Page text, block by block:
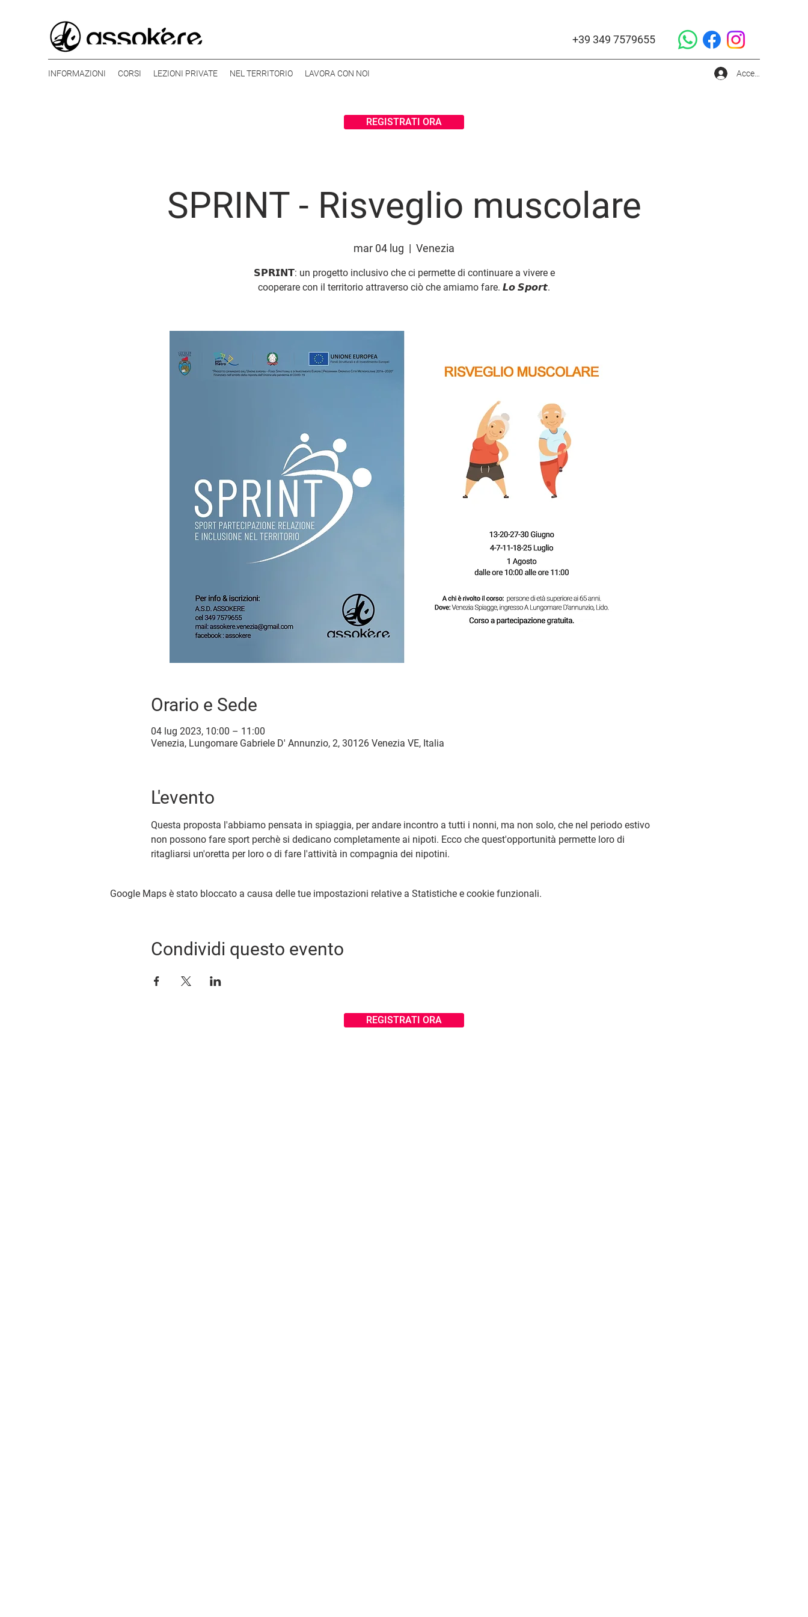
+39 349 7579655
REGISTRATI ORA
SPRINT - Risveglio muscolare
mar 04 lug
  |
Venezia
𝗦𝗣𝗥𝗜𝗡𝗧: un progetto inclusivo che ci permette di continuare a vivere e
cooperare con il territorio attraverso ciò che amiamo fare. 𝙇𝙤 𝙎𝙥𝙤𝙧𝙩.
Orario e Sede
04 lug 2023, 10:00 – 11:00
Venezia, Lungomare Gabriele D' Annunzio, 2, 30126 Venezia VE, Italia
L'evento
Questa proposta l'abbiamo pensata in spiaggia, per andare incontro a tutti i nonni, ma non solo, che nel periodo estivo
non possono fare sport perchè si dedicano completamente ai nipoti. Ecco che quest'opportunità permette loro di
ritagliarsi un'oretta per loro o di fare l'attività in compagnia dei nipotini.
Google Maps è stato bloccato a causa delle tue impostazioni relative a Statistiche e cookie funzionali.
Condividi questo evento
REGISTRATI ORA
INFORMAZIONI CORSI LEZIONI PRIVATE NEL TERRITORIO LAVORA CON NOI Accedi